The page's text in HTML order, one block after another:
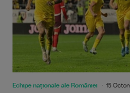
Echipe naționale ale României 15